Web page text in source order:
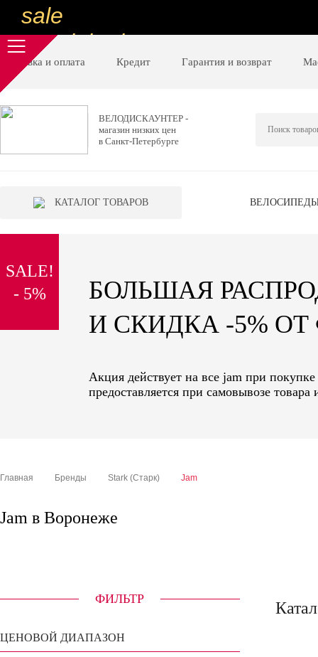
sale
special price
sale
низкие цены
вот дешево
special price
sale
надо брать
sale
Доставка и оплата Кредит Гарантия и возврат
ВЕЛОДИСКАУНТЕР -
магазин низких цен
в Санкт-Петербурге
КАТАЛОГ ТОВАРОВ
SALE!
- 5%
БОЛЬШАЯ
И СКИДКА -5%
Акция действует на все jam при
предоставляется при самовывозе товара
Главная Бренды Stark (Старк) Jam
Jam в Воронеже
ФИЛЬТР
ЦЕНОВОЙ ДИАПАЗОН